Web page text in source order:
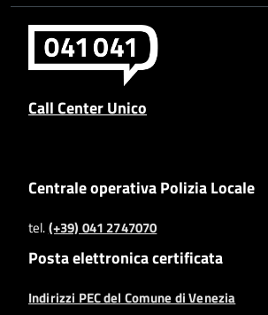
Call Center Unico
Centrale operativa Polizia Locale
tel.(+39) 041 2747070
Posta elettronica certificata
Indirizzi PEC del Comune di Venezia